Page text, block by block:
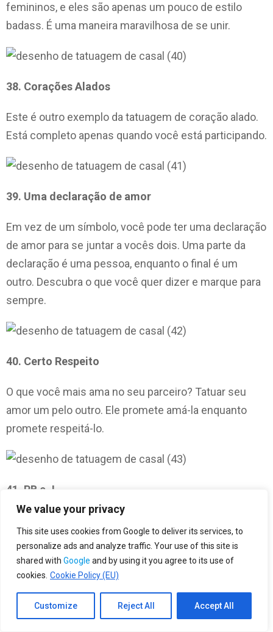
We value your privacy
This site uses cookies from Google to deliver its services, to
personalize ads and analyze traffic. Your use of this site is
shared with Google and by using it you agree to its use of
cookies. Cookie Policy (EU)
Customize Reject All Accept All
femininos, e eles são apenas um pouco de estilo
badass. É uma maneira maravilhosa de se unir.
38. Corações Alados
Este é outro exemplo da tatuagem de coração alado.
Está completo apenas quando você está participando.
39. Uma declaração de amor
Em vez de um símbolo, você pode ter uma declaração
de amor para se juntar a vocês dois. Uma parte da
declaração é uma pessoa, enquanto o final é um
outro. Descubra o que você quer dizer e marque para
sempre.
40. Certo Respeito
O que você mais ama no seu parceiro? Tatuar seu
amor um pelo outro. Ele promete amá-la enquanto
promete respeitá-lo.
41. PB e J
tatuagem fofa que simboliza o seu compromisso
juntos, então este é o único para você. Essas peças
de torrada não parecem estar apaixonadas?